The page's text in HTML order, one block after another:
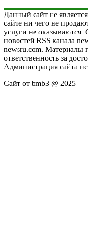
Данный сайт не
сайте ни чего не
услуги не оказываются.
новостей RSS канала
newsru.com. Материалы
ответственность за
Администрация сайта не
Сайт от bmb3 @ 2025